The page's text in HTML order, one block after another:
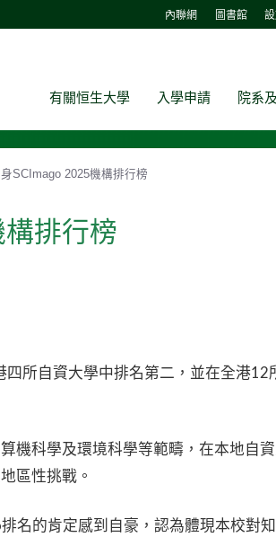
內聯網 圖書館
有關恒生大學 入學申請 院系
SCImago 2025機構排行榜
排行榜
所自資大學中排名第二，並在全港
機科學及環境科學等範疇，在本地自
區性挑戰。
名的肯定感到自豪，認為體現本校對